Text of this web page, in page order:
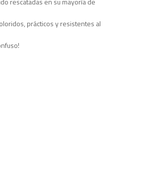
prácticos y resistentes al